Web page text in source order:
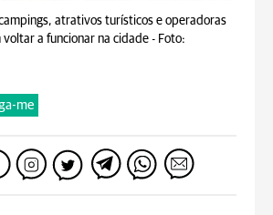
atrativos turísticos e operadoras
a funcionar na cidade - Foto:
me